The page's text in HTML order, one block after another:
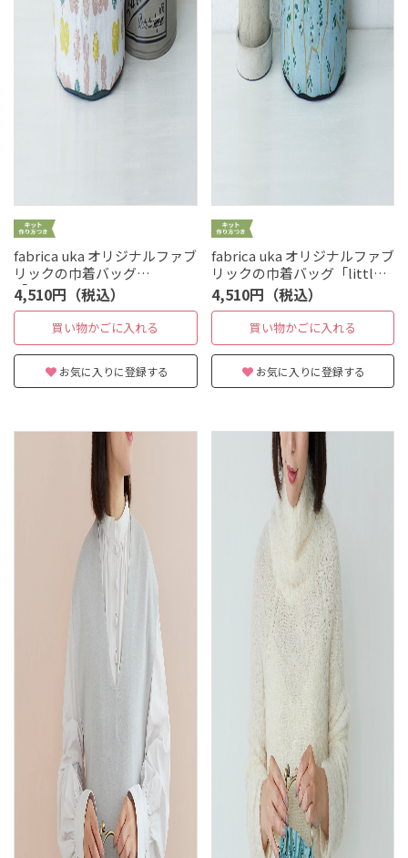
fabrica uka オリジナルファブ
リックの巾着バッグ
「dumpling」
4,510円（税込）
買い物かごに入れる
お気に入りに登録する
fabrica uka オリジナルファブ
リックの巾着バッグ「little
baby」
4,510円（税込）
買い物かごに入れる
お気に入りに登録する